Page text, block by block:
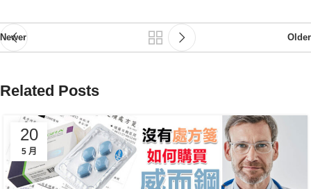
Newer Older
Related Posts
20
5 月